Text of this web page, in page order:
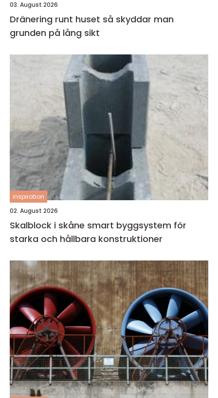
03. August 2026
Dränering runt huset så skyddar man
grunden på lång sikt
inspiration
02. August 2026
Skalblock i skåne smart byggsystem för
starka och hållbara konstruktioner